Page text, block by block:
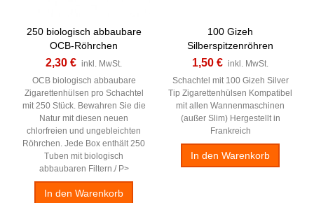
250 biologisch abbaubare
OCB-Röhrchen
2,30 € inkl. MwSt.
OCB biologisch abbaubare
Zigarettenhülsen pro Schachtel
mit 250 Stück. Bewahren Sie die
Natur mit diesen neuen
chlorfreien und ungebleichten
Röhrchen. Jede Box enthält 250
Tuben mit biologisch
abbaubaren Filtern./ P>
In den Warenkorb
100 Gizeh
Silberspitzenröhren
1,50 € inkl. MwSt.
Schachtel mit 100 Gizeh Silver
Tip Zigarettenhülsen Kompatibel
mit allen Wannenmaschinen
(außer Slim) Hergestellt in
Frankreich
In den Warenkorb